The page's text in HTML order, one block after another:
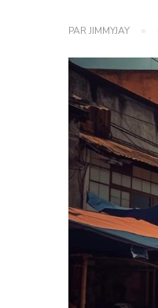
PARJIMMYJAY